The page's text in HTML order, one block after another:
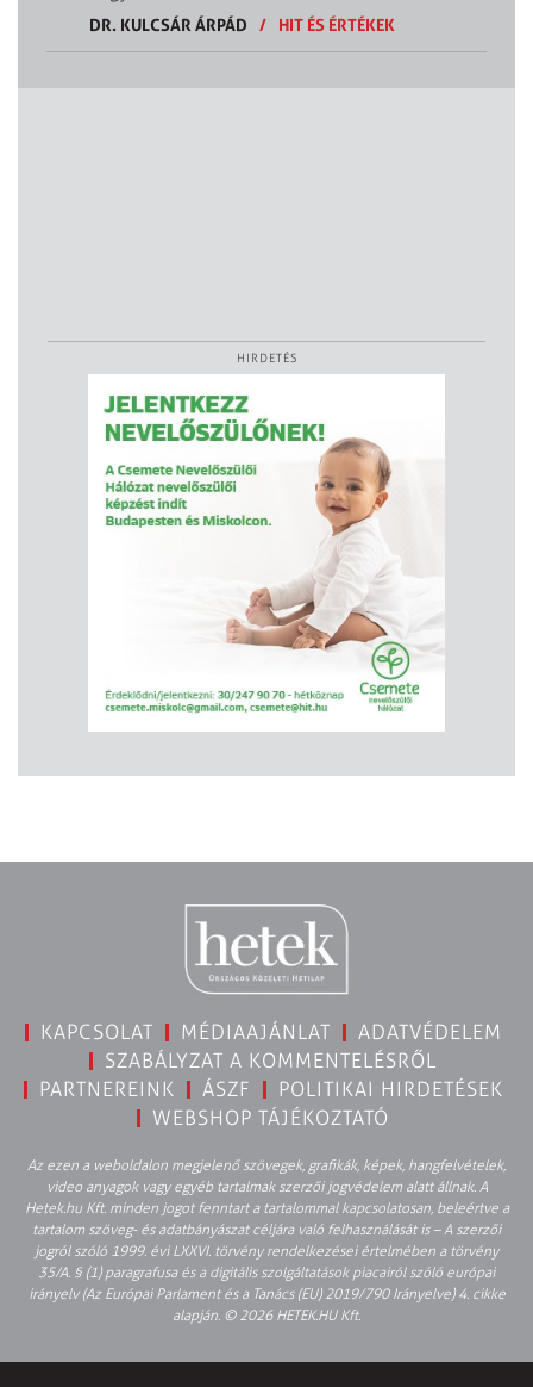
DR. KULCSÁR ÁRPÁD
/ HIT ÉS ÉRTÉKEK
HIRDETÉS
KAPCSOLAT MÉDIAAJÁNLAT
ADATVÉDELEM
SZABÁLYZAT A KOMMENTELÉSRŐL
PARTNEREINK
ÁSZF
POLITIKAI HIRDETÉSEK
WEBSHOP TÁJÉKOZTATÓ
Az ezen a weboldalon megjelenő szövegek, grafikák, képek, hangfelvételek,
video anyagok vagy egyéb tartalmak szerzői jogvédelem alatt állnak. A
Hetek.hu Kft. minden jogot fenntart a tartalommal kapcsolatosan, beleértve a
tartalom szöveg- és adatbányászat céljára való felhasználását is – A szerzői
jogról szóló 1999. évi LXXVI. törvény rendelkezései értelmében a törvény
35/A. § (1) paragrafusa és a digitális szolgáltatások piacairól szóló európai
irányelv (Az Európai Parlament és a Tanács (EU) 2019/790 Irányelve) 4. cikke
alapján. © 2026 HETEK.HU Kft.